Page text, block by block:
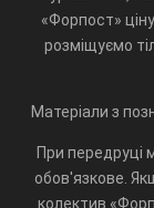
«Форпост»
розміщуємо
Матеріали з
При передруці
обов'язкове.
колектив